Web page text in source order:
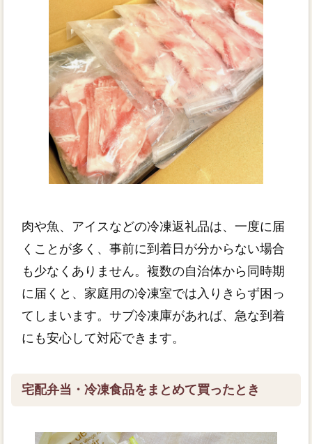
肉や魚、アイスなどの冷凍返礼品は、一度に届
くことが多く、事前に到着日が分からない場合
も少なくありません。複数の自治体から同時期
に届くと、家庭用の冷凍室では入りきらず困っ
てしまいます。サブ冷凍庫があれば、急な到着
にも安心して対応できます。
宅配弁当・冷凍食品をまとめて買ったとき